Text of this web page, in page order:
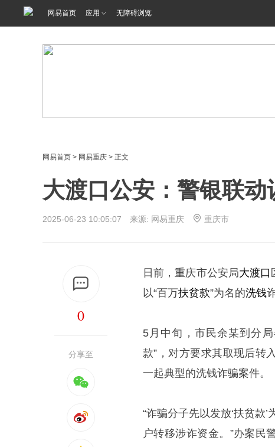
网易首页 应用 无障碍浏览
网易首页 > 网易重庆 > 正文
大渡口公安：警银联
2025-06-23 10:05:07 来源: 网易重庆 重庆市
0
分享至
日前，重庆市公安局大渡口
以“百万扶贫款”为名的洗钱
5月中旬，市民余某到分
款”，对方要求其取现后转
一起典型的洗钱诈骗案件。
“诈骗分子先以发放‘扶贫款
户转移涉诈资金。”办案民